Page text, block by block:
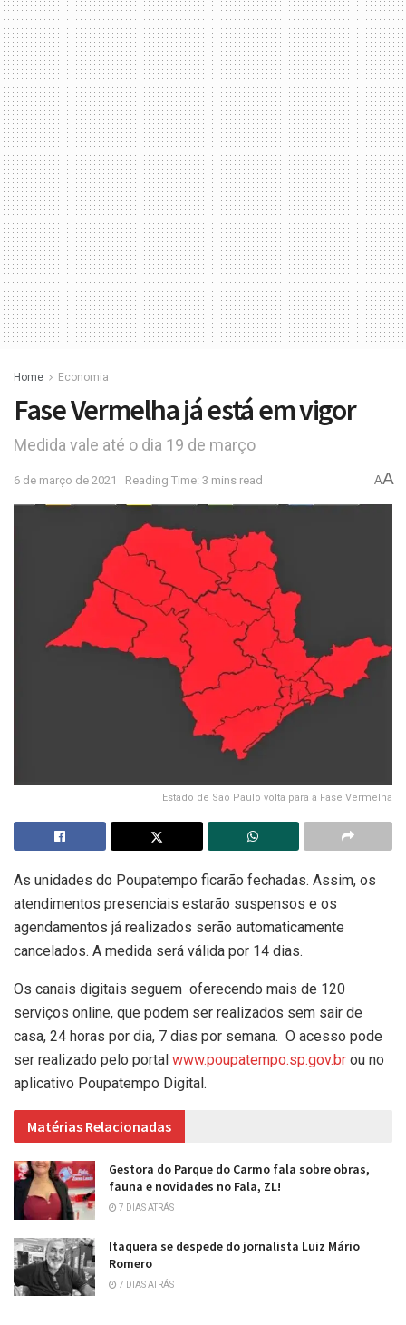
Home Economia
Fase Vermelha já está em vigor
Medida vale até o dia 19 de março
6 de março de 2021 Reading Time: 3 mins read AA
Estado de São Paulo volta para a Fase Vermelha
As unidades do Poupatempo ficarão fechadas. Assim, os
atendimentos presenciais estarão suspensos e os
agendamentos já realizados serão automaticamente
cancelados. A medida será válida por 14 dias.
Os canais digitais seguem oferecendo mais de 120
serviços online, que podem ser realizados sem sair de
casa, 24 horas por dia, 7 dias por semana. O acesso pode
ser realizado pelo portal www.poupatempo.sp.gov.br ou no
aplicativo Poupatempo Digital.
Matérias Relacionadas
Gestora do Parque do Carmo fala sobre obras,
fauna e novidades no Fala, ZL!
7 DIAS ATRÁS
Itaquera se despede do jornalista Luiz Mário
Romero
7 DIAS ATRÁS